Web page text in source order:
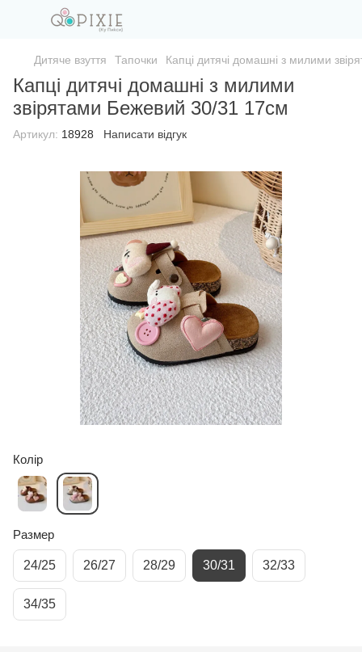
Дитяче взуття Тапочки Капці дитячі домашні з милими
Капці дитячі домашні з милими
звірятами Бежевий 30/31 17см
Артикул: 18928 Написати відгук
Колір
Размер
24/25 26/27 28/29 30/31 32/33
34/35